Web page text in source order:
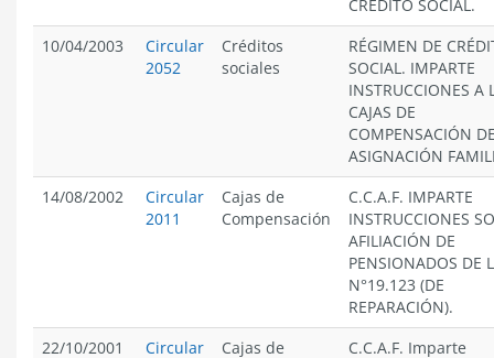
CRÉDITO SOCIAL.
10/04/2003
Circular
2052
Créditos
sociales
RÉGIMEN DE
SOCIAL. IMPARTE
INSTRUCCIONES A
CAJAS DE
COMPENSACIÓN
ASIGNACIÓN
14/08/2002
Circular
2011
Cajas de
Compensación
C.C.A.F. IMPARTE
INSTRUCCIONES
AFILIACIÓN DE
PENSIONADOS DE
N°19.123 (DE
REPARACIÓN).
22/10/2001
Circular
Cajas de
C.C.A.F. Imparte